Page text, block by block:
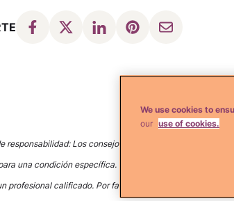
responsabilidad: Los consejos sobre
una condición específica. No debes usar esta
profesional calificado. Por favor contacta a tu médico si
We use cookies to
our use of cookies.